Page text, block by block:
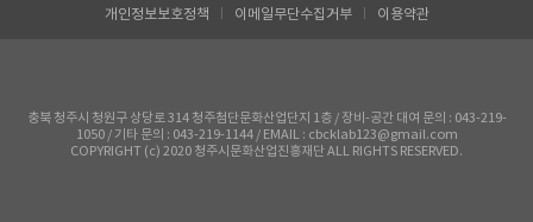
개인정보보호정책 이메일무단수집거부 이용약관
충북 청주시 청원구 상당로 314 청주첨단문화산업단지 1층 / 장비-공간 대여 문의 : 043-219-
1050 / 기타 문의 : 043-219-1144 / EMAIL : cbcklab123@gmail.com
COPYRIGHT (c) 2020 청주시문화산업진흥재단 ALL RIGHTS RESERVED.